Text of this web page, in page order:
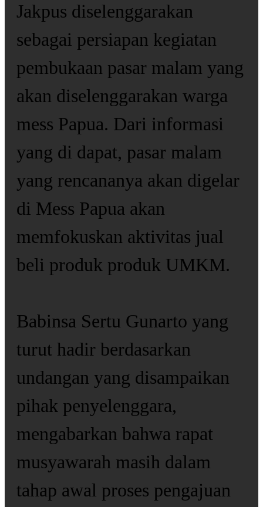
Jakpus diselenggarakan
sebagai persiapan kegiatan
pembukaan pasar malam yang
akan diselenggarakan warga
mess Papua. Dari informasi
yang di dapat, pasar malam
yang rencananya akan digelar
di Mess Papua akan
memfokuskan aktivitas jual
beli produk produk UMKM.
Babinsa Sertu Gunarto yang
turut hadir berdasarkan
undangan yang disampaikan
pihak penyelenggara,
mengabarkan bahwa rapat
musyawarah masih dalam
tahap awal proses pengajuan